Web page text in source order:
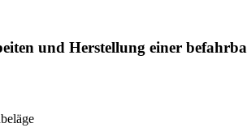
und Herstellung einer